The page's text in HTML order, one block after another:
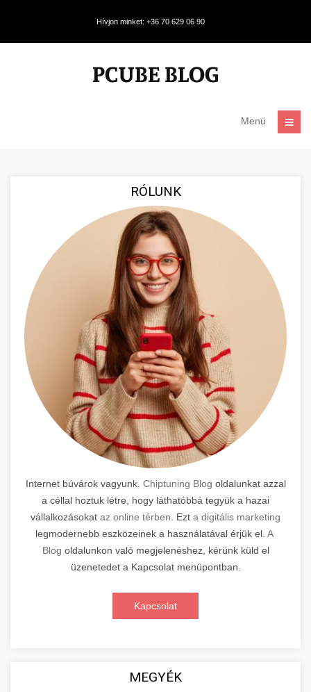
Hívjon minket: +36 70 629 06 90
Menü
RÓLUNK
Internet búvárok vagyunk. Chiptuning Blog oldalunkat azzal
a céllal hoztuk létre, hogy láthatóbbá tegyük a hazai
vállalkozásokat az online térben . Ezt a digitális marketing
legmodernebb eszközeinek a használatával érjük el. A
Blog oldalunkon való megjelenéshez, kérünk küld el
üzenetedet a Kapcsolat menüpontban.
Kapcsolat
MEGYÉK